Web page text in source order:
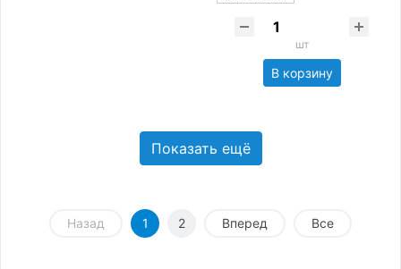
шт
В корзину
Показать ещё
Назад 1 2 Вперед Все